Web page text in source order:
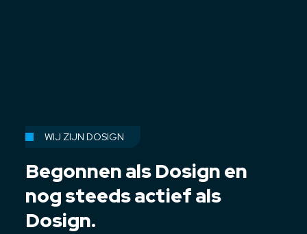
WIJ ZIJN DOSIGN
Begonnen als Dosign en
nog steeds actief als
Dosign.